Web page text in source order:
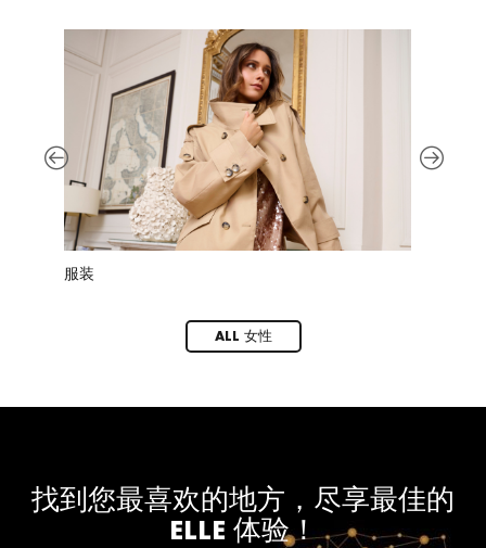
服装
ALL 女性
找到您最喜欢的地方，尽享最佳的
ELLE 体验！